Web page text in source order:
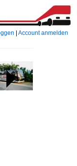
Account anmelden